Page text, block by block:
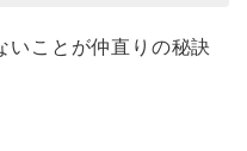
いことが仲直りの秘訣